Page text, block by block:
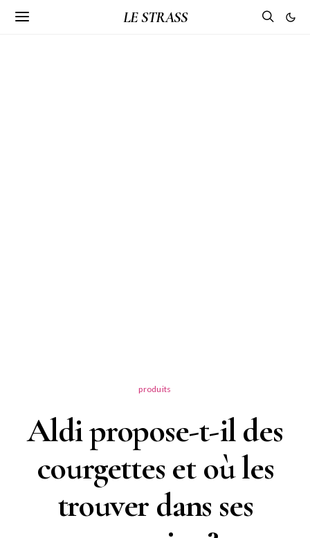
LE STRASS
produits
Aldi propose-t-il des
courgettes et où les
trouver dans ses